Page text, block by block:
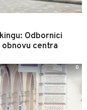
Odbornici
centra
0